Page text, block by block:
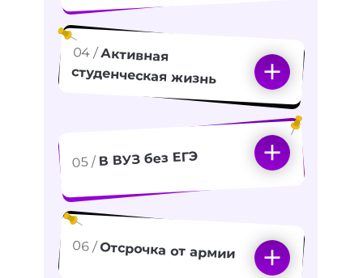
04 /Активная
студенческая жизнь
05 /В ВУЗ без ЕГЭ
06 / Отсрочка от армии